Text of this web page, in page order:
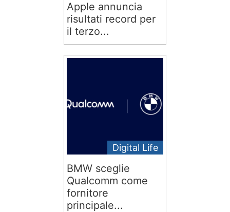
Apple annuncia
risultati record per
il terzo...
Digital Life
BMW sceglie
Qualcomm come
fornitore
principale...